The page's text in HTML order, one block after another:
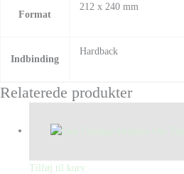
Format
212 x 240 mm
Indbinding
Hardback
Relaterede produkter
Tilføj til kurv